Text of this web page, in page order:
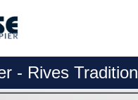
- Rives Tradition